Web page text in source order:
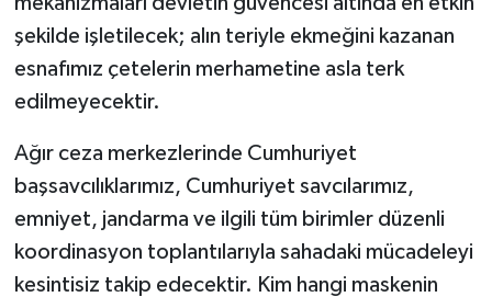
şekilde işletilecek; alın teriyle ekmeğini kazanan
esnafımız çetelerin merhametine asla terk
edilmeyecektir.
Ağır ceza merkezlerinde Cumhuriyet
başsavcılıklarımız, Cumhuriyet savcılarımız,
emniyet, jandarma ve ilgili tüm birimler düzenli
koordinasyon toplantılarıyla sahadaki mücadeleyi
kesintisiz takip edecektir. Kim hangi maskenin